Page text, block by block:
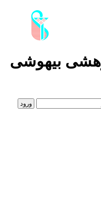
بیهوشی